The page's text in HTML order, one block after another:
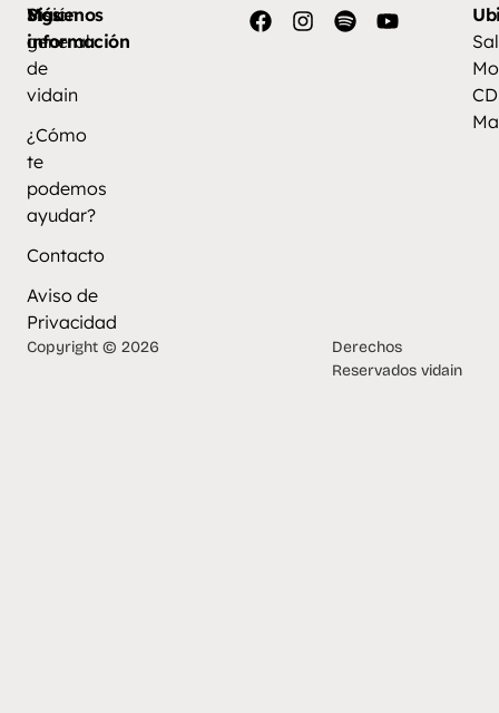
Más
información
Visión
general
de
vidain
¿Cómo
te
podemos
ayudar?
Contacto
Aviso de
Privacidad
Síguenos
Copyright © 2026
Derechos
Reservados vidain